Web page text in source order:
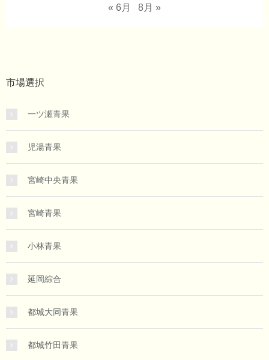
« 6月 8月 »
市場選択
一ツ瀬青果
児湯青果
宮崎中央青果
宮崎青果
小林青果
延岡綜合
都城大同青果
都城竹田青果